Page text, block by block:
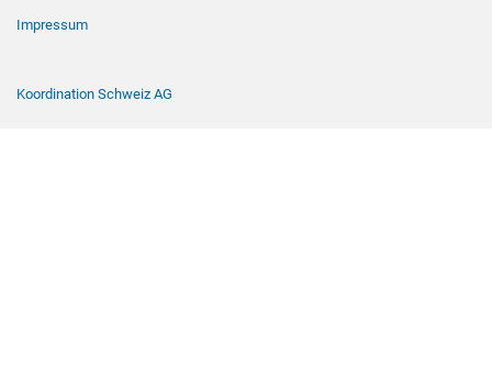
Impressum
Koordination Schweiz AG